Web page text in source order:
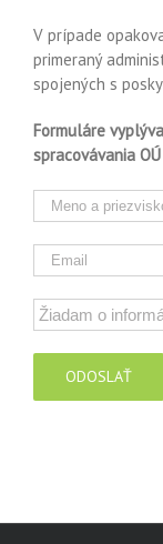
V prípade
primeraný
spojených s
Formuláre
spracovávania OÚ